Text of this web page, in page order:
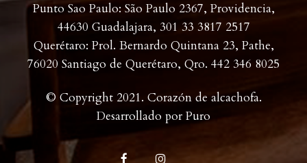
Punto Sao Paulo: São Paulo 2367, Providencia,
44630 Guadalajara, 301 33 3817 2517
Querétaro: Prol. Bernardo Quintana 23, Pathe,
76020 Santiago de Querétaro, Qro. 442 346 8025
© Copyright 2021. Corazón de alcachofa.
Desarrollado por Puro